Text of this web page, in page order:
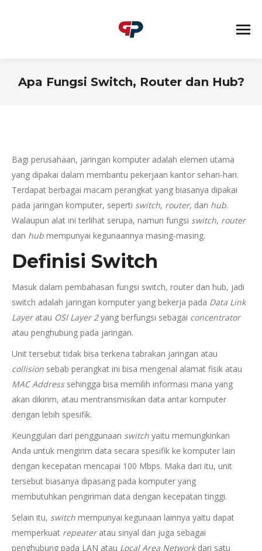
Apa Fungsi Switch, Router dan Hub?
Bagi perusahaan, jaringan komputer adalah elemen utama
yang dipakai dalam membantu pekerjaan kantor sehari-hari.
Terdapat berbagai macam perangkat yang biasanya dipakai
pada jaringan komputer, seperti switch, router, dan hub.
Walaupun alat ini terlihat serupa, namun fungsi switch, router
dan hub mempunyai kegunaannya masing-masing.
Definisi Switch
Masuk dalam pembahasan fungsi switch, router dan hub, jadi
switch adalah jaringan komputer yang bekerja pada Data Link
Layeratau OSI Layer 2yang berfungsi sebagai concentrator
atau penghubung pada jaringan.
Unit tersebut tidak bisa terkena tabrakan jaringan atau
collision sebab perangkat ini bisa mengenal alamat fisik atau
MAC Addresssehingga bisa memilih informasi mana yang
akan dikirim, atau mentransmisikan data antar komputer
dengan lebih spesifik.
Keunggulan dari penggunaan switch yaitu memungkinkan
Anda untuk mengirim data secara spesifik ke komputer lain
dengan kecepatan mencapai 100 Mbps. Maka dari itu, unit
tersebut biasanya dipasang pada komputer yang
membutuhkan pengiriman data dengan kecepatan tinggi.
Selain itu, switch mempunyai kegunaan lainnya yaitu dapat
memperkuat repeateratau sinyal dan juga sebagai
penghubung pada LAN atau Local Area Networkdari satu